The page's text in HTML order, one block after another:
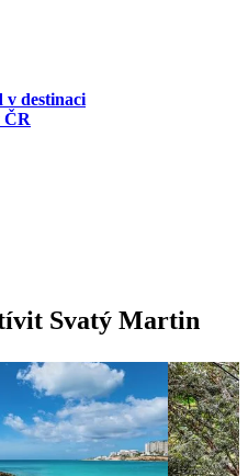
v destinaci
ČR
Svatý Martin